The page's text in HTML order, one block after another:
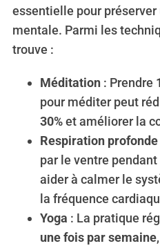
essentielle pour préserver
mentale. Parmi les
trouve :
Méditation: Prendre
pour méditer peut
30%et améliorer la
Respiration profonde
par le ventre
aider à calmer le
la fréquence
Yoga : La pratique
une fois par semaine
S
e
r
c